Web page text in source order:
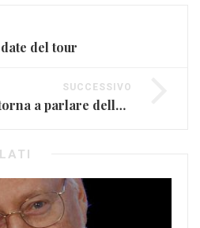
del tour
SUCCESSIVO
Avril Lavigne torna a parlare della sua malattia